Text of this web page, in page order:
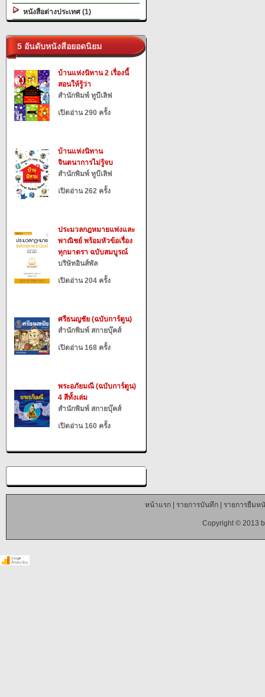
หนังสือต่างประเทศ (1)
5 อันดับหนังสือยอดนิยม
บ้านแห่งนิทาน 2 เรื่องนี้
สอนให้รู้ว่า
สำนักพิมพ์ ทูบีเลิฟ
เปิดอ่าน 290 ครั้ง
บ้านแห่งนิทาน
จินตนาการไม่รู้จบ
สำนักพิมพ์ ทูบีเลิฟ
เปิดอ่าน 262 ครั้ง
ประมวลกฎหมายแพ่งและ
พาณิชย์ พร้อมหัวข้อเรื่อง
ทุกมาตรา ฉบับสมบูรณ์
บริษัทอินส์พัล
เปิดอ่าน 204 ครั้ง
ศรีธนญชัย (ฉบับการ์ตูน)
สำนักพิมพ์ สกายบุ๊คส์
เปิดอ่าน 168 ครั้ง
พระอภัยมณี (ฉบับการ์ตูน)
4 สีทั้งเล่ม
สำนักพิมพ์ สกายบุ๊คส์
เปิดอ่าน 160 ครั้ง
หน้าแรก| รายการบันทึก| รายการยืมห
Copyright © 2013